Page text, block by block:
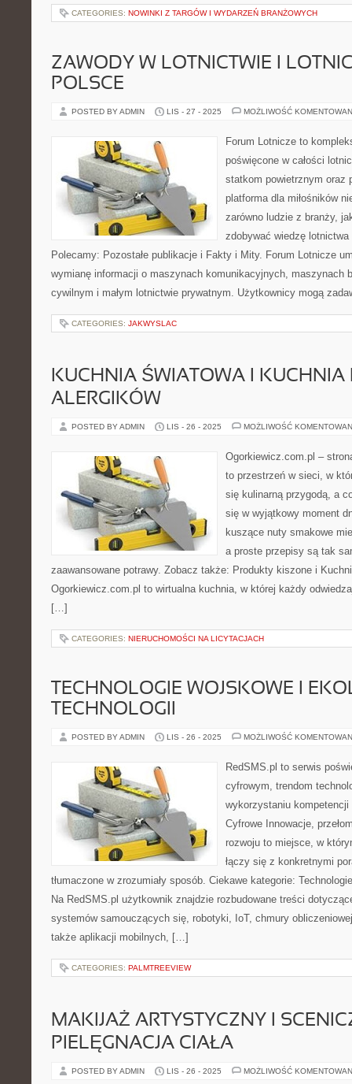
CATEGORIES: NOWINKI Z TARGÓW I WYDARZEŃ BRANŻOWYCH
ZAWODY W LOTNICTWIE I
POLSCE
POSTED BY ADMIN LIS - 27 - 2025 MOŻLIWOŚĆ
Forum Lotnicze to
poświęcone w całości
statkom powietrznym oraz
platforma dla miłośników
zarówno ludzie z branży,
zdobywać wiedzę
Polecamy: Pozostałe publikacje i Fakty i Mity. Forum Lotnicze
wymianę informacji o maszynach komunikacyjnych, maszynach
cywilnym i małym lotnictwie prywatnym. Użytkownicy mogą
CATEGORIES: JAKWYSLAC
KUCHNIA ŚWIATOWA I KUCHNIA
ALERGIKÓW
POSTED BY ADMIN LIS - 26 - 2025 MOŻLIWOŚĆ
Ogorkiewicz.com.pl –
to przestrzeń w sieci, w
się kulinarną przygodą, a
się w wyjątkowy moment
kuszące nuty smakowe
a proste przepisy są tak
zaawansowane potrawy. Zobacz także: Produkty kiszone i
Ogorkiewicz.com.pl to wirtualna kuchnia, w której każdy
[…]
CATEGORIES: NIERUCHOMOŚCI NA LICYTACJACH
TECHNOLOGIE WOJSKOWE I
TECHNOLOGII
POSTED BY ADMIN LIS - 26 - 2025 MOŻLIWOŚĆ
RedSMS.pl to serwis
cyfrowym, trendom
wykorzystaniu
Cyfrowe Innowacje,
rozwoju to miejsce, w
łączy się z konkretnymi
tłumaczone w zrozumiały sposób. Ciekawe kategorie:
Na RedSMS.pl użytkownik znajdzie rozbudowane treści
systemów samouczących się, robotyki, IoT, chmury
także aplikacji mobilnych, […]
CATEGORIES: PALMTREEVIEW
MAKIJAŻ ARTYSTYCZNY I
PIELĘGNACJA CIAŁA
POSTED BY ADMIN LIS - 26 - 2025 MOŻLIWOŚĆ